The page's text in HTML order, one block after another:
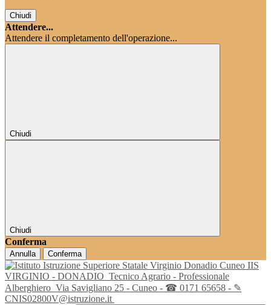
Chiudi
Attendere...
Attendere il completamento dell'operazione...
Chiudi
Chiudi
Conferma
Annulla Conferma
IIS
VIRGINIO - DONADIO Tecnico Agrario - Professionale
Alberghiero Via Savigliano 25 - Cuneo - ☎ 0171 65658 - ✎
CNIS02800V@istruzione.it